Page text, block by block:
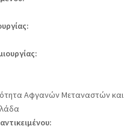
Αφγανών Μεταναστών και